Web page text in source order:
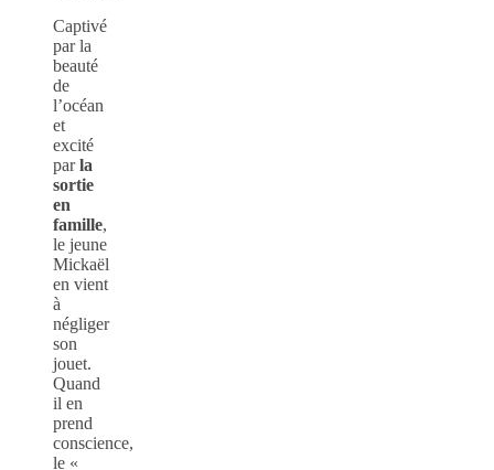
Captivé
par la
beauté
de
l’océan
et
excité
parla
sortie
en
famille,
le jeune
Mickaël
en vient
à
négliger
son
jouet.
Quand
il en
prend
conscience,
le «